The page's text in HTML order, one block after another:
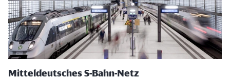
Mitteldeutsches S-Bahn-Netz